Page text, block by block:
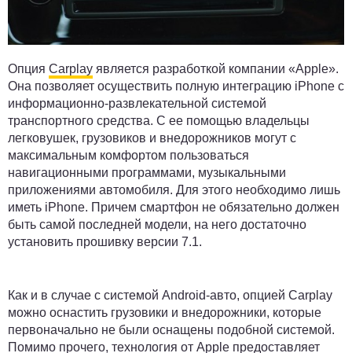
Опция Carplay является разработкой компании «Apple».
Она позволяет осуществить полную интеграцию iPhone с
информационно-развлекательной системой
транспортного средства. С ее помощью владельцы
легковушек, грузовиков и внедорожников могут с
максимальным комфортом пользоваться
навигационными программами, музыкальными
приложениями автомобиля. Для этого необходимо лишь
иметь iPhone. Причем смартфон не обязательно должен
быть самой последней модели, на него достаточно
установить прошивку версии 7.1.
Как и в случае с системой Android-авто, опцией Carplay
можно оснастить грузовики и внедорожники, которые
первоначально не были оснащены подобной системой.
Помимо прочего, технология от Apple предоставляет